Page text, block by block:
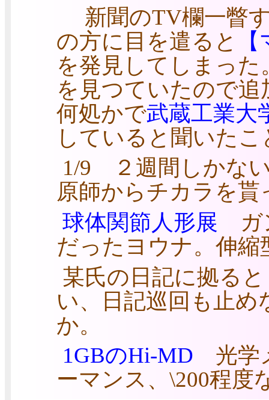
新聞のTV欄一瞥
の方に目を遣ると
を発見してしまっ
を見つていたので
何処かで武蔵工業大
していると聞いた
1/9 ２週間しかな
原師からチカラを貰
球体関節人形展 ガ
だったヨウナ。伸
某氏の日記に拠る
い、日記巡回も止
か。
1GBのHi-MD 光学
ーマンス、\200程度